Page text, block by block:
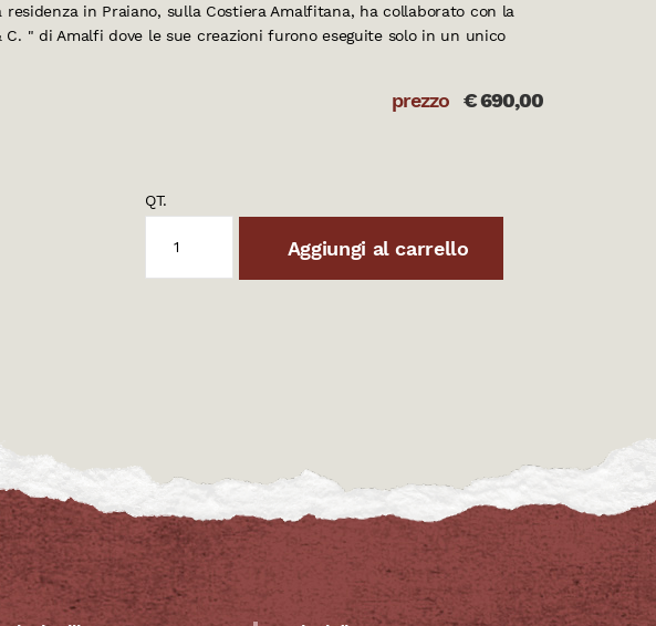
in Praiano, sulla Costiera Amalfitana, ha collaborato con la
& C. " di Amalfi dove le sue creazioni furono eseguite solo in un unico
prezzo €690,00
QT.
Aggiungi al carrello